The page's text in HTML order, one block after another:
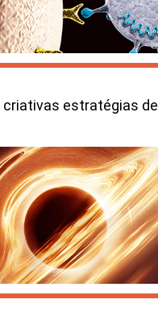
criativas estratégias de